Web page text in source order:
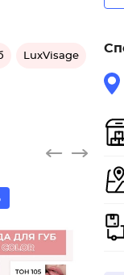
LuxVisage